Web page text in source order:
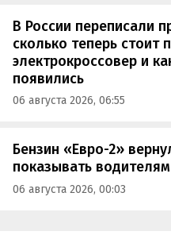
В России переписали
сколько теперь стоит
электрокроссовер и
появились
06 августа 2026, 06:55
Бензин «Евро-2»
показывать
06 августа 2026, 00:03